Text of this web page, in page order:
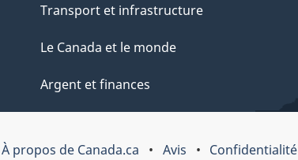
Transport et infrastructure
Le Canada et le monde
Argent et finances
À propos de Canada.ca Avis Confidentialité